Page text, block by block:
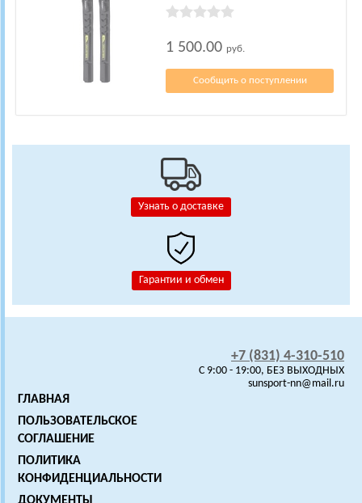
Узнать о доставке
Гарантии и обмен
1 500.00 руб.
Сообщить о поступлении
+7 (831) 4-310-510
C 9:00 - 19:00, БЕЗ ВЫХОДНЫХ
sunsport-nn@mail.ru
ГЛАВНАЯ
ПОЛЬЗОВАТЕЛЬСКОЕ
СОГЛАШЕНИЕ
ПОЛИТИКА
КОНФИДЕНЦИАЛЬНОСТИ